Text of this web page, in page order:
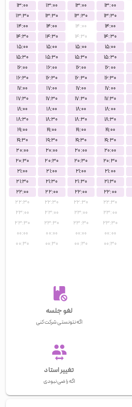
۱۳:۰۰
۱۳:۳۰
۱۴:۰۰
۱۴:۳۰
۱۵:۰۰
۱۵:۳۰
۱۶:۰۰
۱۶:۳۰
۱۷:۰۰
۱۷:۳۰
۱۸:۰۰
۱۸:۳۰
۱۹:۰۰
۱۹:۳۰
۲۰:۰۰
۲۰:۳۰
۲۱:۰۰
۲۱:۳۰
۲۲:۰۰
۲۲:۳۰
۲۳:۰۰
۲۳:۳۰
۰۰:۰۰
۰۰:۳۰
۱۳:۰۰
۱۳:۳۰
۱۴:۰۰
۱۴:۳۰
۱۵:۰۰
۱۵:۳۰
۱۶:۰۰
۱۶:۳۰
۱۷:۰۰
۱۷:۳۰
۱۸:۰۰
۱۸:۳۰
۱۹:۰۰
۱۹:۳۰
۲۰:۰۰
۲۰:۳۰
۲۱:۰۰
۲۱:۳۰
۲۲:۰۰
۲۲:۳۰
۲۳:۰۰
۲۳:۳۰
۰۰:۰۰
۰۰:۳۰
۱۳:۰۰
۱۳:۳۰
۱۴:۰۰
۱۴:۳۰
۱۵:۰۰
۱۵:۳۰
۱۶:۰۰
۱۶:۳۰
۱۷:۰۰
۱۷:۳۰
۱۸:۰۰
۱۸:۳۰
۱۹:۰۰
۱۹:۳۰
۲۰:۰۰
۲۰:۳۰
۲۱:۰۰
۲۱:۳۰
۲۲:۰۰
۲۲:۳۰
۲۳:۰۰
۲۳:۳۰
۰۰:۰۰
۰۰:۳۰
۱۳:۰۰
۱۳:۳۰
۱۴:۰۰
۱۴:۳۰
۱۵:۰۰
۱۵:۳۰
۱۶:۰۰
۱۶:۳۰
۱۷:۰۰
۱۷:۳۰
۱۸:۰۰
۱۸:۳۰
۱۹:۰۰
۱۹:۳۰
۲۰:۰۰
۲۰:۳۰
۲۱:۰۰
۲۱:۳۰
۲۲:۰۰
۲۲:۳۰
۲۳:۰۰
۲۳:۳۰
۰۰:۰۰
۰۰:۳۰
لغو جلسه
اگه نتونستی شرکت کنی
تغییر استاد
اگه راضی نبودی